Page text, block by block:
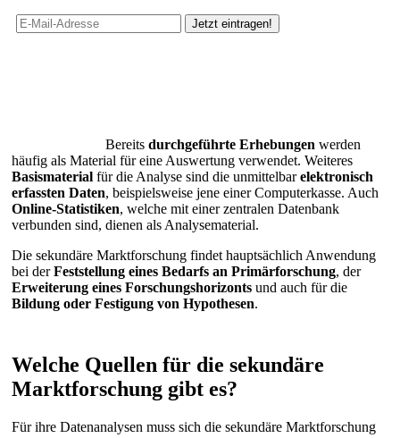
Bereits durchgeführte Erhebungen werden
häufig als Material für eine Auswertung verwendet. Weiteres
Basismaterial für die Analyse sind die unmittelbarelektronisch
erfassten Daten, beispielsweise jene einer Computerkasse. Auch
Online-Statistiken, welche mit einer zentralen Datenbank
verbunden sind, dienen als Analysematerial.
Die sekundäre Marktforschung findet hauptsächlich Anwendung
bei derFeststellung eines Bedarfs an Primärforschung, der
Erweiterung eines Forschungshorizonts und auch für die
Bildung oder Festigung von Hypothesen.
Welche Quellen für die sekundäre
Marktforschung gibt es?
Für ihre Datenanalysen muss sich die sekundäre Marktforschung